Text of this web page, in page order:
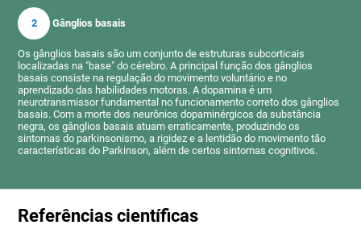
2 Gânglios basais
Os gânglios basais são um conjunto de estruturas subcorticais
localizadas na "base" do cérebro. A principal função dos gânglios
basais consiste na regulação do movimento voluntário e no
aprendizado das habilidades motoras. A dopamina é um
neurotransmissor fundamental no funcionamento correto dos gânglios
basais. Com a morte dos neurônios dopaminérgicos da substância
negra, os gânglios basais atuam erraticamente, produzindo os
sintomas do parkinsonismo, a rigidez e a lentidão do movimento tão
características do Parkinson, além de certos sintomas cognitivos.
Referências científicas